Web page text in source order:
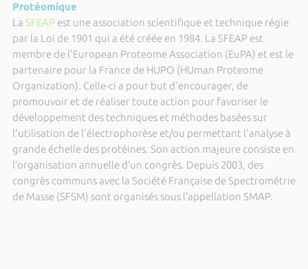
Protéomique
La SFEAPest une association scientifique et technique régie
par la Loi de 1901 qui a été créée en 1984. La SFEAP est
membre de l'European Proteome Association (EuPA) et est le
partenaire pour la France de HUPO (HUman Proteome
Organization). Celle-ci a pour but d'encourager, de
promouvoir et de réaliser toute action pour favoriser le
développement des techniques et méthodes basées sur
l'utilisation de l'électrophorèse et/ou permettant l'analyse à
grande échelle des protéines. Son action majeure consiste en
l’organisation annuelle d’un congrès. Depuis 2003, des
congrès communs avec la Société Française de Spectrométrie
de Masse (SFSM) sont organisés sous l’appellation SMAP.